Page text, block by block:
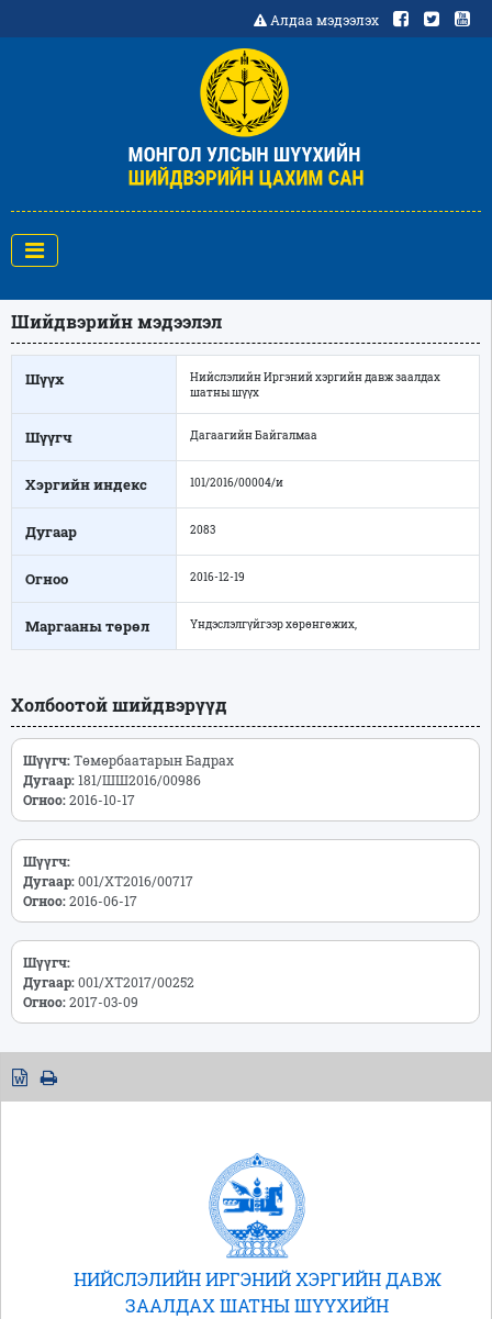
Алдаа мэдээлэх
Шийдвэрийн мэдээлэл
Шүүх
Нийслэлийн Иргэний хэргийн давж заалдах
шатны шүүх
Шүүгч Дагаагийн Байгалмаа
Хэргийн индекс 101/2016/00004/и
Дугаар 2083
Огноо 2016-12-19
Маргааны төрөл Үндэслэлгүйгээр хөрөнгөжих,
Холбоотой шийдвэрүүд
Шүүгч:Төмөрбаатарын Бадрах
Дугаар:181/ШШ2016/00986
Огноо:2016-10-17
Шүүгч:
Дугаар:001/ХТ2016/00717
Огноо:2016-06-17
Шүүгч:
Дугаар:001/ХТ2017/00252
Огноо:2017-03-09
НИЙСЛЭЛИЙН ИРГЭНИЙ ХЭРГИЙН ДАВЖ
ЗААЛДАХ ШАТНЫ ШҮҮХИЙН